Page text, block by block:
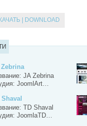
| DOWNLOAD
JA Zebrina
JoomlArt…
Shaval
TD Shaval
JoomlaTD…